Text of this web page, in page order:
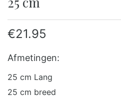
€21.95
Afmetingen:
25 cm Lang
25 cm breed